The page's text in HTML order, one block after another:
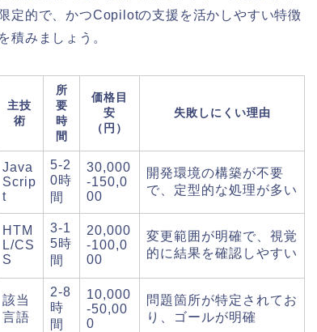
定的で、かつCopilotの支援を活かしやすい特徴
積みましょう。
主技
術
所
要
時
間
価格目
安
（円）
失敗しにくい理由
Java
Scrip
t
5-2
0時
間
30,000
-150,0
00
開発環境の構築が不要
で、定型的な処理が多い
HTM
L/CS
S
3-1
5時
間
20,000
-100,0
00
変更範囲が明確で、視覚
的に結果を確認しやすい
該当
言語
2-8
時
間
10,000
-50,00
0
問題箇所が特定されてお
り、ゴールが明確